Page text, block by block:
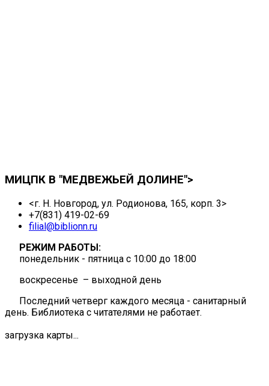
МИЦПК В "МЕДВЕЖЬЕЙ ДОЛИНЕ">
<г. Н. Новгород, ул. Родионова, 165, корп. 3>
+7(831) 419-02-69
filial@biblionn.ru
РЕЖИМ РАБОТЫ:
понедельник - пятница с 10:00 до 18:00
воскресенье – выходной день
Последний четверг каждого месяца - санитарный
день. Библиотека с читателями не работает.
загрузка карты...